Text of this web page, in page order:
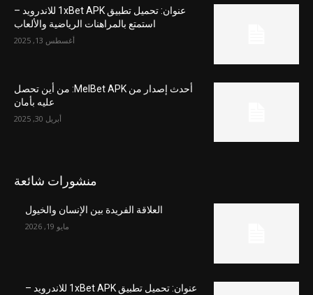
عنوان: تحميل تطبيق 1xBet APK للاندرويد –
استمتع بالمراهنات الرياضية والألعاب
أغسطس 13, 2025
أحدث إصدار من MelBet APK: من أين تحصل
عليه بأمان
أبريل 30, 2025
منشورات شائعة
العلاقة الفريدة بين الإنسان والخيول
مايو 19, 2026
عنوان: تحميل تطبيق 1xBet APK للاندرويد –